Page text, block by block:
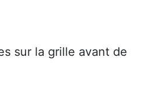
sur la grille avant de